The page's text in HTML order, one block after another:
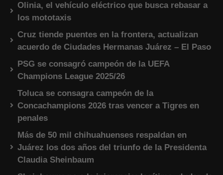
Olinia, el vehículo eléctrico que busca rebasar a
los mototaxis
Cruz tiende puentes en la frontera, actualizan
acuerdo de Ciudades Hermanas Juárez – El Paso
PSG se consagró campeón de la UEFA
Champions League 2025/26
Toluca se consagra campeón de la
Concachampions 2026 tras vencer a Tigres en
penales
Más de 50 mil chihuahuenses respaldan en
Juárez los dos años del triunfo de la Presidenta
Claudia Sheinbaum